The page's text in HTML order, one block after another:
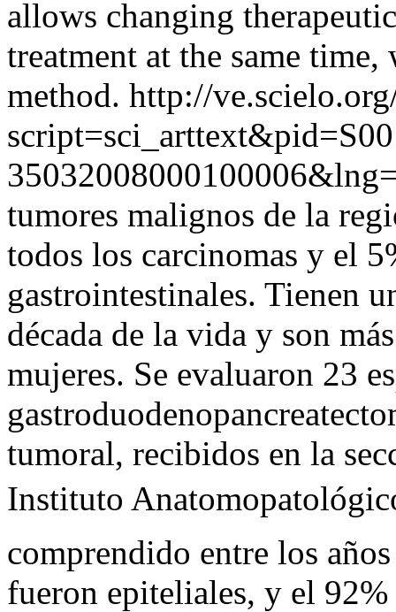
allows changing
treatment at the same
method. http://
tumores malignos de la
todos los carcinomas y el
gastrointestinales. Tienen
década de la vida y son
mujeres. Se evaluaron 23
tumoral, recibidos en la
Instituto
comprendido entre los
fueron epiteliales, y el